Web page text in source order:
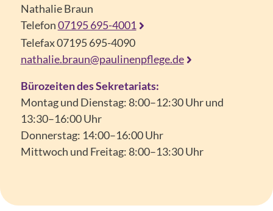
Nathalie Braun
Telefon07195 695-4001
Telefax 07195 695-4090
nathalie.braun@paulinenpflege.de
Bürozeiten des Sekretariats:
Montag und Dienstag: 8:00–12:30 Uhr und
13:30–16:00 Uhr
Donnerstag: 14:00–16:00 Uhr
Mittwoch und Freitag: 8:00–13:30 Uhr